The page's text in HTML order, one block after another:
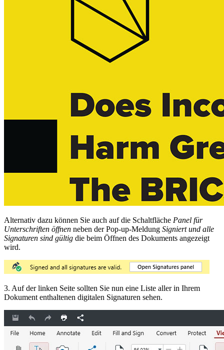
Alternativ dazu können Sie auch auf die Schaltfläche Panel für
Unterschriften öffnen neben der Pop-up-Meldung Signiert und alle
Signaturen sind gültig die beim Öffnen des Dokuments angezeigt
wird.
3. Auf der linken Seite sollten Sie nun eine Liste aller in Ihrem
Dokument enthaltenen digitalen Signaturen sehen.